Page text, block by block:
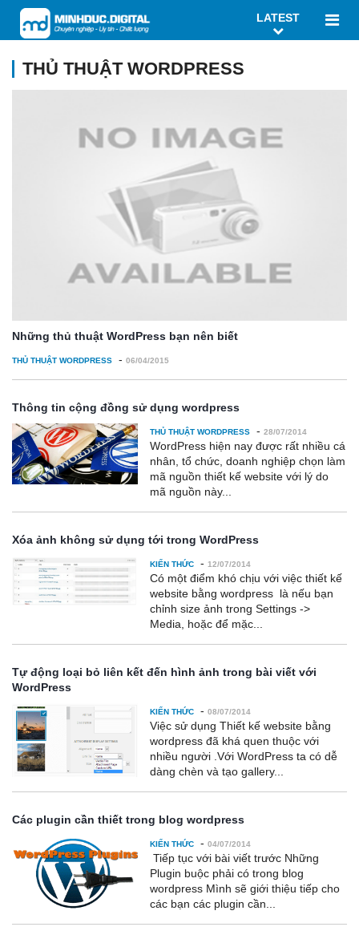
LATEST
THỦ THUẬT WORDPRESS
Những thủ thuật WordPress bạn nên biết
THỦ THUẬT WORDPRESS - 06/04/2015
Thông tin cộng đồng sử dụng wordpress
THỦ THUẬT WORDPRESS - 28/07/2014
WordPress hiện nay được rất nhiều cá
nhân, tổ chức, doanh nghiệp chọn làm
mã nguồn thiết kế website với lý do
mã nguồn này...
Xóa ảnh không sử dụng tới trong WordPress
KIẾN THỨC - 12/07/2014
Có một điểm khó chịu với việc thiết kế
website bằng wordpress là nếu bạn
chỉnh size ảnh trong Settings ->
Media, hoặc để mặc...
Tự động loại bỏ liên kết đến hình ảnh trong bài viết với
WordPress
KIẾN THỨC - 08/07/2014
Việc sử dụng Thiết kế website bằng
wordpress đã khá quen thuộc với
nhiều người .Với WordPress ta có dễ
dàng chèn và tạo gallery...
Các plugin cần thiết trong blog wordpress
KIẾN THỨC - 04/07/2014
Tiếp tục với bài viết trước Những
Plugin buộc phải có trong blog
wordpress Mình sẽ giới thiệu tiếp cho
các bạn các plugin cần...